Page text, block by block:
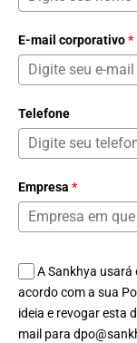
E-mail corporativo*
Telefone
Empresa *
A Sankhya
acordo com a sua
ideia e revogar esta
mail para